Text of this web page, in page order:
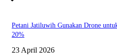
Petani Jatiluwih Gunakan Drone
20%
23 April 2026